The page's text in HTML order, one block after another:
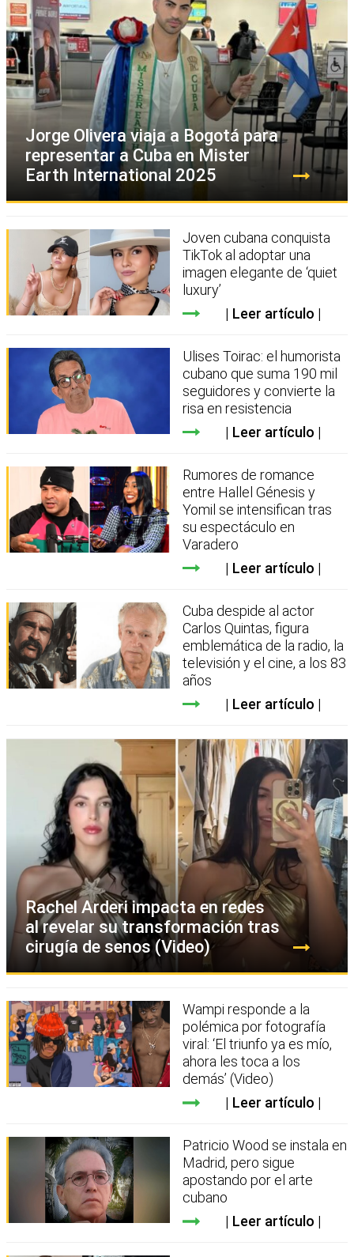
Jorge Olivera viaja a Bogotá para
representar a Cuba en Mister
Earth International 2025
Joven cubana conquista
TikTok al adoptar una
imagen elegante de ‘quiet
luxury’
Leer artículo
Ulises Toirac: el humorista
cubano que suma 190 mil
seguidores y convierte la
risa en resistencia
Leer artículo
Rumores de romance
entre Hallel Génesis y
Yomil se intensifican tras
su espectáculo en
Varadero
Leer artículo
Cuba despide al actor
Carlos Quintas, figura
emblemática de la radio, la
televisión y el cine, a los 83
años
Leer artículo
Rachel Arderi impacta en redes
al revelar su transformación tras
cirugía de senos (Video)
Wampi responde a la
polémica por fotografía
viral: ‘El triunfo ya es mío,
ahora les toca a los
demás’ (Video)
Leer artículo
Patricio Wood se instala en
Madrid, pero sigue
apostando por el arte
cubano
Leer artículo